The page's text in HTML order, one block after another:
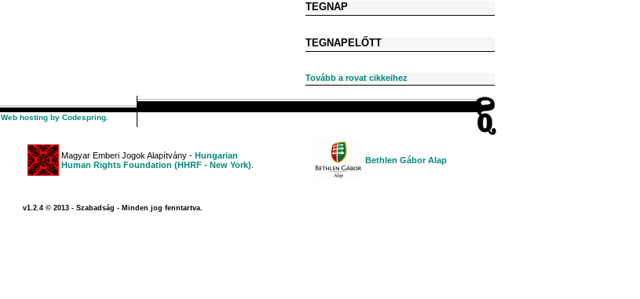
TEGNAP
TEGNAPELŐTT
Tovább a rovat cikkeihez
Web hosting by Codespring.
Magyar Emberi Jogok Alapítvány - Hungarian
Human Rights Foundation (HHRF - New York)
Bethlen Gábor Alap
v1.2.4 © 2013 - Szabadság - Minden jog fenntartva.